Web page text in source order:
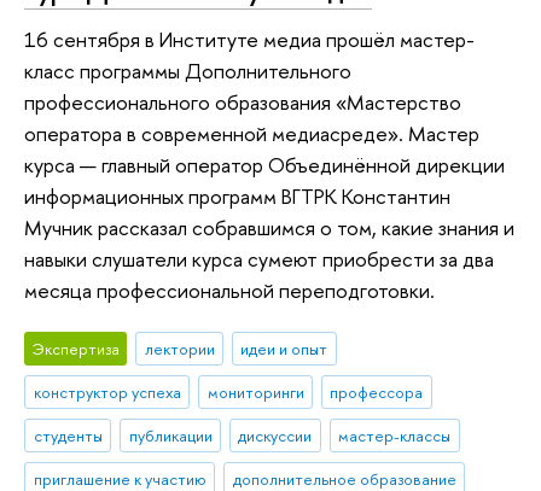
16 сентября в Институте медиа прошёл мастер-
класс программы Дополнительного
профессионального образования «Мастерство
оператора в современной медиасреде». Мастер
курса — главный оператор Объединённой дирекции
информационных программ ВГТРК Константин
Мучник рассказал собравшимся о том, какие знания и
навыки слушатели курса сумеют приобрести за два
месяца профессиональной переподготовки.
Экспертиза лектории
идеи и опыт
конструктор успеха
мониторинги
профессора
студенты
публикации дискуссии
мастер-классы
приглашение к участию
дополнительное образование